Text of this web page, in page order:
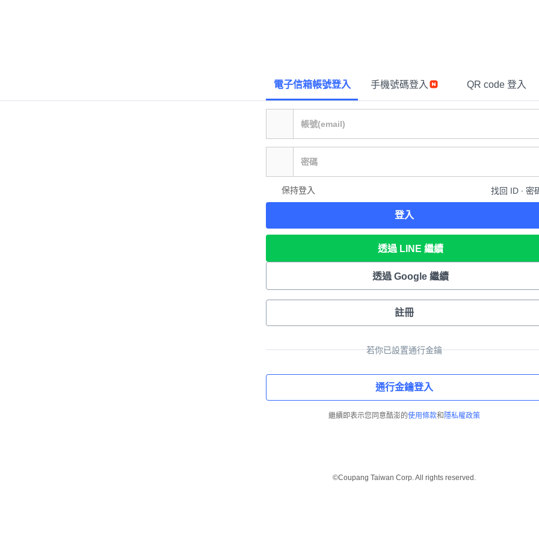
電子信箱帳號登入 手機號碼登入 QR code 登入
保持登入 找回 ID ∙ 密
登入
透過 LINE 繼續
透過 Google 繼續
註冊
若你已設置通行金鑰
通行金鑰登入
繼續即表示您同意酷澎的使用條款和 隱私權政策
©Coupang Taiwan Corp. All rights reserved.